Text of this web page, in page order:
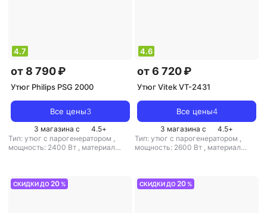
4.7
от 8 790 ₽
Утюг Philips PSG 2000
Все цены3
3 магазина с 4.5+
Тип: утюг с парогенератором ,
мощность: 2400 Вт , материал
4.6
от 6 720 ₽
Утюг Vitek VT-2431
Все цены4
3 магазина с 4.5+
Тип: утюг с парогенератором ,
мощность: 2600 Вт , материал
СКИДКИ ДО20 % СКИДКИ ДО20 %